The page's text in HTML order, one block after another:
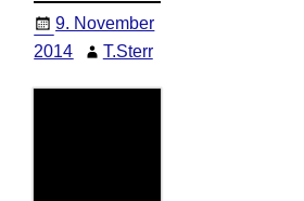
9. November
2014
T.Sterr